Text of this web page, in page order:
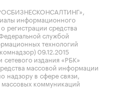
информационного
регистрации средства
службой
технологий
09.12.2015
издания «РБК»
массовой информации
надзору в сфере связи,
коммуникаций